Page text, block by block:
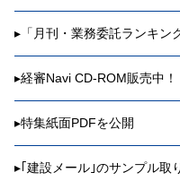
▸ 「月刊・業務委託ランキ
▸経審Navi CD-ROM販売中！
▸特集紙面PDFを公開
▸ ｢建設メール｣のサンプル取